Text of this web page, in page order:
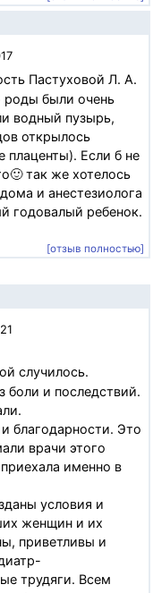
Пастуховой Л. А.
роды были очень
водный пузырь,
открылось
плаценты). Если б не
так же хотелось
и анестезиолога
годовалый ребенок.
[отзыв полностью]
случилось.
боли и последствий.
благодарности. Это
врачи этого
именно в
условия и
женщин и их
приветливы и
трудяги. Всем